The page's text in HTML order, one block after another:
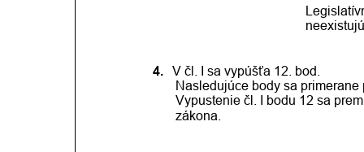
4.
V čl. I sa vypúšťa 12. bod.
Nasledujúce body sa
Vypustenie čl. I bodu 12 sa
zákona.